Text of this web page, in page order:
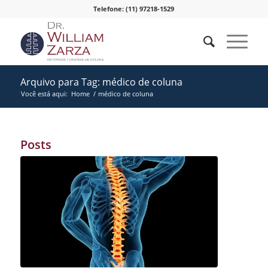
Telefone: (11) 97218-1529
Arquivo para Tag: médico de coluna
Você está aqui: Home / médico de coluna
Posts